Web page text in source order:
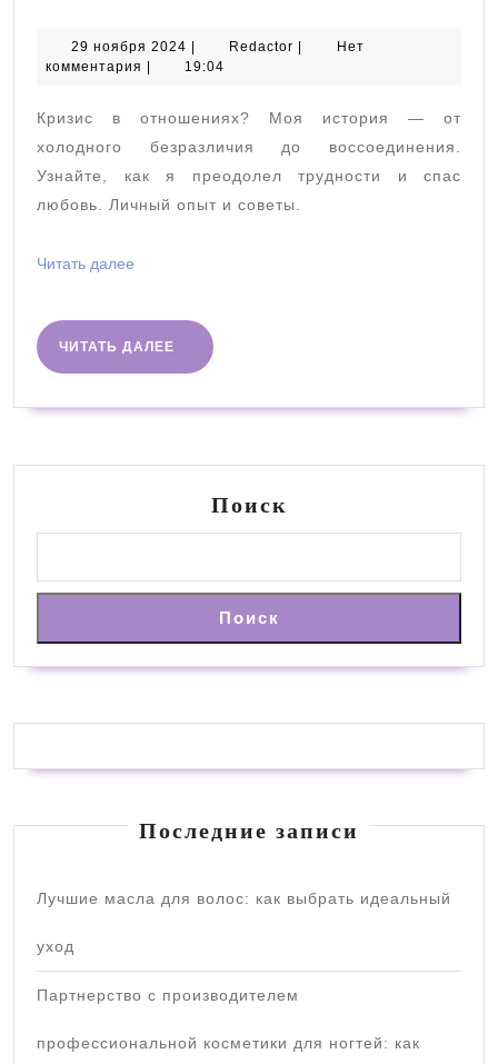
в
29 ноября 2024 29
ноября
| Redactor Redactor
|
Нет
комментария | 19:04
Кризис в отношениях? Моя история — от
холодного безразличия до воссоединения.
Узнайте, как я преодолел трудности и спас
любовь. Личный опыт и советы.
Читать далее
ЧИТАТЬ ДАЛЕЕ
ЧИТАТЬ
ДАЛЕЕ
Поиск
Поиск
Последние записи
Лучшие масла для волос: как выбрать идеальный
уход
Партнерство с производителем
профессиональной косметики для ногтей: как